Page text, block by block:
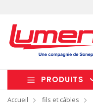
PRODUITS
Accueil fils et câbles